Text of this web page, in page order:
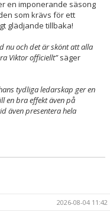
en imponerande säsong
som krävs för ett
glädjande tillbaka!
nu och det är skönt att alla
Viktor officiellt”säger
tydliga ledarskap ger en
en bra effekt även på
även presentera hela
2026-08-04 11:42